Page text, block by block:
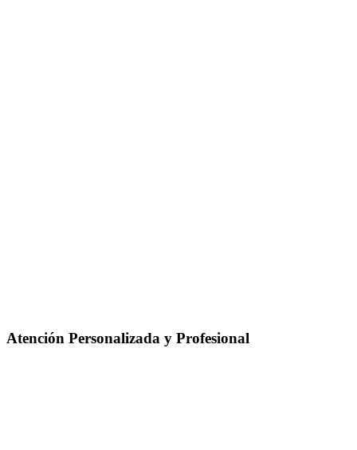
Atención Personalizada y Profesional